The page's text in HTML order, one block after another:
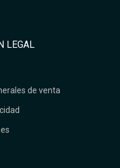
LEGAL
de venta